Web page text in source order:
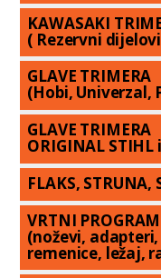
KAWASAKI
( Rezervni
GLAVE TRIMERA
(Hobi, Univerzal,
GLAVE TRIMERA
ORIGINAL STIHL
FLAKS,
VRTNI
(noževi,
remenice, ležaj,